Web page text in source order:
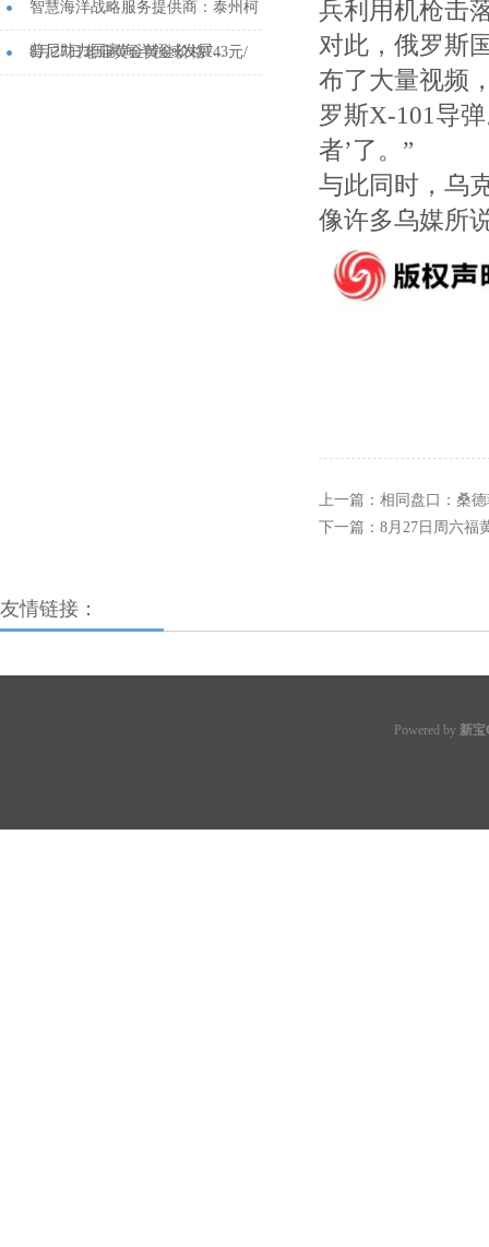
智慧海洋战略服务提供商：泰州柯
普尼助力国家海洋领域发展...
8月27日老庙黄金黄金价格743元/
兵利用机枪击
对此，俄罗斯
布了大量视频
罗斯X-101导
者’了。”
与此同时，乌
像许多乌媒所
上一篇： 相同盘口：桑
下一篇： 8月27日周六福
友情链接：
Powered by 新宝